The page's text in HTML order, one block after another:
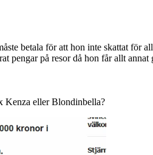
betala för att hon inte skattat för
pengar på resor då hon får allt
Kenza eller Blondinbella?